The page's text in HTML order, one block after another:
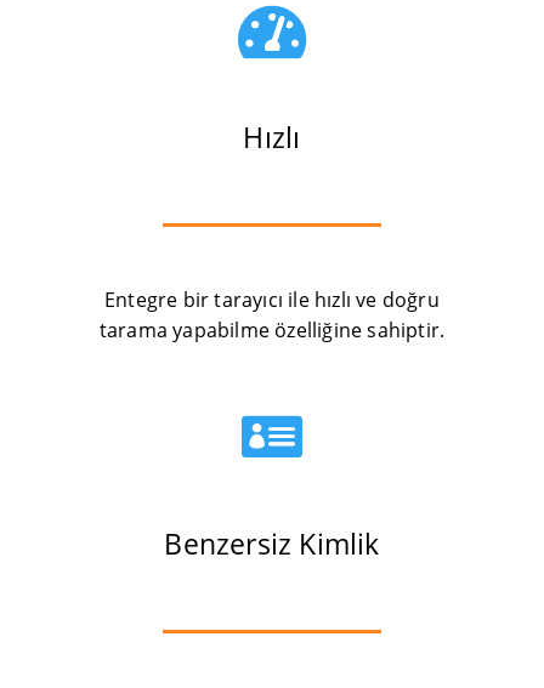

Hızlı
Entegre bir tarayıcı ile hızlı ve doğru
tarama yapabilme özelliğine sahiptir.

Benzersiz Kimlik